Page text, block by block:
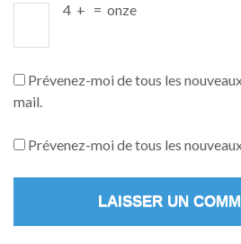
4 + = onze
Prévenez-moi de tous les
mail.
Prévenez-moi de tous les